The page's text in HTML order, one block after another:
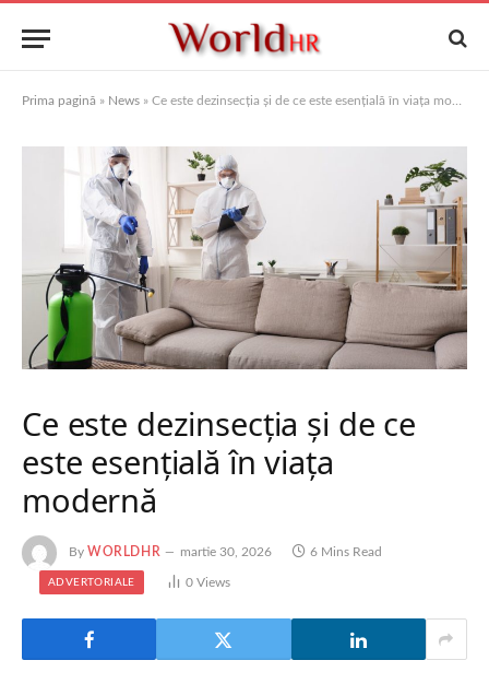
Prima pagină » News » Ce este dezinsecția și de ce este esențială în viața modernă
Ce este dezinsecția și de ce
este esențială în viața
modernă
By WORLDHR martie 30, 2026 6 Mins Read
ADVERTORIALE 0 Views